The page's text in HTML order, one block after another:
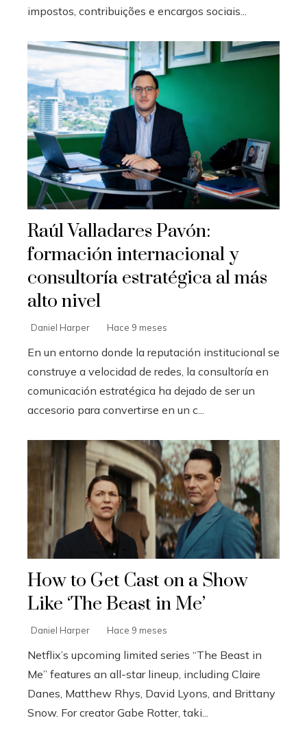
impostos, contribuições e encargos sociais...
Raúl Valladares Pavón:
formación internacional y
consultoría estratégica al más
alto nivel
Daniel Harper Hace 9 meses
En un entorno donde la reputación institucional se
construye a velocidad de redes, la consultoría en
comunicación estratégica ha dejado de ser un
accesorio para convertirse en un c...
How to Get Cast on a Show
Like ‘The Beast in Me’
Daniel Harper Hace 9 meses
Netflix’s upcoming limited series “The Beast in
Me” features an all-star lineup, including Claire
Danes, Matthew Rhys, David Lyons, and Brittany
Snow. For creator Gabe Rotter, taki...